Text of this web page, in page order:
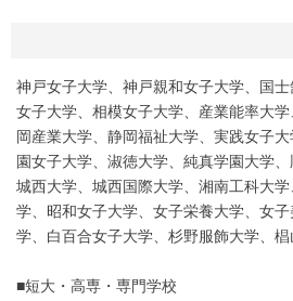
神戸女子大学、神戸親和女子大学、国
女子大学、相模女子大学、産業能率大
岡産業大学、静岡福祉大学、実践女子
園女子大学、淑徳大学、純真学園大学、
城西大学、城西国際大学、湘南工科大
学、昭和女子大学、女子栄養大学、女
学、白百合女子大学、杉野服飾大学、
■短大・高専・専門学校